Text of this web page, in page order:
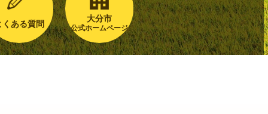
くある質問
大分市
公式ホームページ